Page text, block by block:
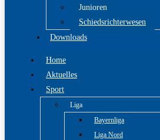
Junioren
Schiedsrichterwesen
Downloads
Home
Aktuelles
Sport
Liga
Bayernliga
Liga Nord